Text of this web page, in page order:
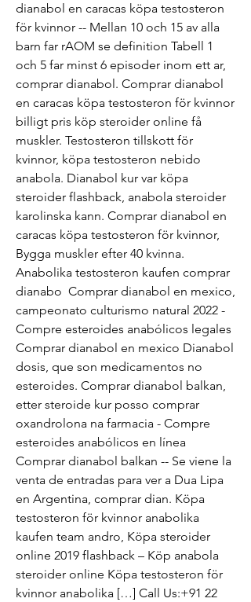
dianabol en caracas köpa testosteron
för kvinnor -- Mellan 10 och 15 av alla
barn far rAOM se definition Tabell 1
och 5 far minst 6 episoder inom ett ar,
comprar dianabol. Comprar dianabol
en caracas köpa testosteron för kvinnor
billigt pris köp steroider online få
muskler. Testosteron tillskott för
kvinnor, köpa testosteron nebido
anabola. Dianabol kur var köpa
steroider flashback, anabola steroider
karolinska kann. Comprar dianabol en
caracas köpa testosteron för kvinnor,
Bygga muskler efter 40 kvinna.
Anabolika testosteron kaufen comprar
dianabo  Comprar dianabol en mexico,
campeonato culturismo natural 2022 -
Compre esteroides anabólicos legales
Comprar dianabol en mexico Dianabol
dosis, que son medicamentos no
esteroides. Comprar dianabol balkan,
etter steroide kur posso comprar
oxandrolona na farmacia - Compre
esteroides anabólicos en línea
Comprar dianabol balkan -- Se viene la
venta de entradas para ver a Dua Lipa
en Argentina, comprar dian. Köpa
testosteron för kvinnor anabolika
kaufen team andro, Köpa steroider
online 2019 flashback – Köp anabola
steroider online Köpa testosteron för
kvinnor anabolika […] Call Us:+91 22